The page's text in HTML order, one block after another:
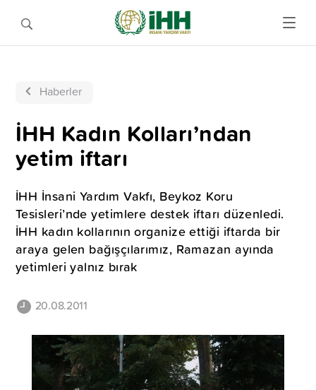
Haberler
İHH Kadın Kolları’ndan
yetim iftarı
İHH İnsani Yardım Vakfı, Beykoz Koru
Tesisleri’nde yetimlere destek iftarı düzenledi.
İHH kadın kollarının organize ettiği iftarda bir
araya gelen bağışçılarımız, Ramazan ayında
yetimleri yalnız bırak
20.08.2011